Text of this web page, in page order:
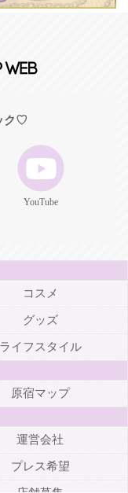
ク♡
YouTube
コスメ
グッズ
ライフスタイル
原宿マップ
運営会社
プレス希望